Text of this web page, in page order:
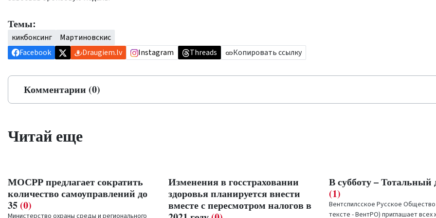
Темы:
кикбоксинг
Мартиновскис
Facebook
Draugiem.lv Instagram Threads Копировать ссылку
Комментарии (0)
Читай еще
МОСРР предлагает сократить
количество самоуправлений до
35 (0)
Министерство охраны среды и регионального
Изменения в госстраховании
здоровья планируется внести
вместе с пересмотром налогов в
В субботу – Тотальный
(1)
Вентспилсское Русское
тексте - ВентРО) приглашает